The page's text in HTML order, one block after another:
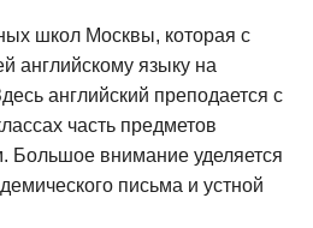
школ Москвы, которая с
английскому языку на
английский преподается с
часть предметов
Большое внимание уделяется
письма и устной